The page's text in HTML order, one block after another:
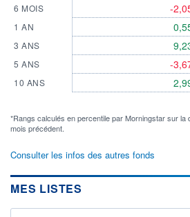
6 MOIS
1 AN
3 ANS
5 ANS
10 ANS
-
-
*Rangs calculés en percentile par Morningstar sur la
mois précédent.
Consulter les infos des autres fonds
MES LISTES